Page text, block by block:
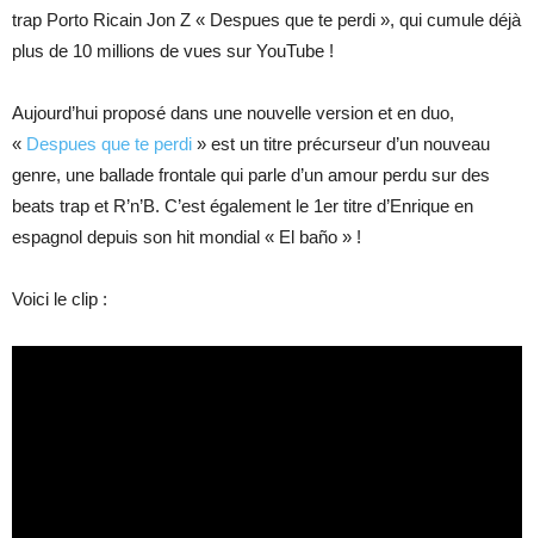
trap Porto Ricain Jon Z « Despues que te perdi », qui cumule déjà
plus de 10 millions de vues sur YouTube !
Aujourd’hui proposé dans une nouvelle version et en duo,
« Despues que te perdi » est un titre précurseur d’un nouveau
genre, une ballade frontale qui parle d’un amour perdu sur des
beats trap et R’n’B. C’est également le 1er titre d’Enrique en
espagnol depuis son hit mondial « El baño » !
Voici le clip :